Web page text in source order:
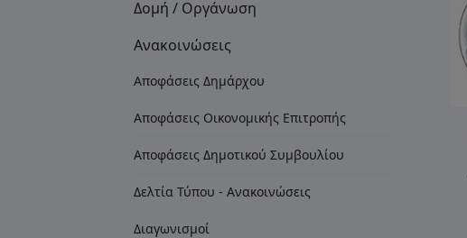
Δομή / Οργάνωση
Ανακοινώσεις
Αποφάσεις Δημάρχου
Αποφάσεις Οικονομικής Επιτροπής
Αποφάσεις Δημοτικού Συμβουλίου
Δελτία Τύπου - Ανακοινώσεις
Διαγωνισμοί